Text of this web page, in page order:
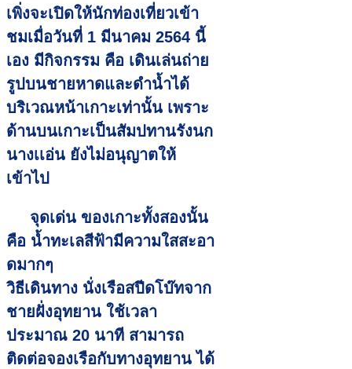
เพิ่งจะเปิดให้นักท่องเที่ยวเข้า
ชมเมื่อวันที่ 1 มีนาคม 2564 นี้
เอง มีกิจกรรม คือ เดินเล่นถ่าย
รูปบนชายหาดและดำน้ำได้
บริเวณหน้าเกาะเท่านั้น เพราะ
ด้านบนเกาะเป็นสัมปทานรังนก
นางเเอ่น ยังไม่อนุญาตให้
เข้าไป
จุดเด่น ของเกาะทั้งสองนั้น
คือ น้ำทะเลสีฟ้ามีความใสสะอา
ดมากๆ
วิธีเดินทาง นั่งเรือสปีดโบ๊ทจาก
ชายฝั่งอุทยาน ใช้เวลา
ประมาณ 20 นาที สามารถ
ติดต่อจองเรือกับทางอุทยาน ได้